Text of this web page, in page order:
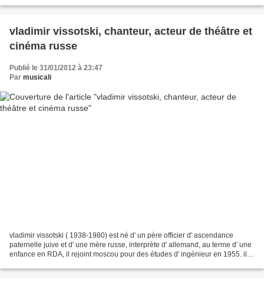
vladimir vissotski, chanteur, acteur de théâtre et
cinéma russe
Publié le 31/01/2012 à 23:47
Par musicali
vladimir vissotski ( 1938-1980) est né d' un père officier d' ascendance
paternelle juive et d' une mère russe, interprète d' allemand, au terme d' une
enfance en RDA, il rejoint moscou pour des études d' ingénieur en 1955. il